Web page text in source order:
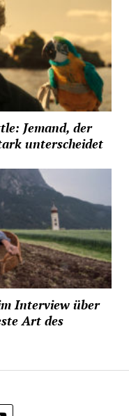
Jemand, der
unterscheidet
Interview über
Art des